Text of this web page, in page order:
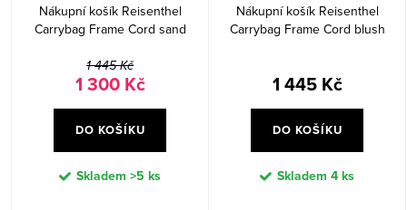
Nákupní košík Reisenthel
Carrybag Frame Cord sand
1 445 Kč
1 300 Kč
DO KOŠÍKU
Skladem >5 ks
Nákupní košík Reisenthel
Carrybag Frame Cord blush
1 445 Kč
DO KOŠÍKU
Skladem 4 ks